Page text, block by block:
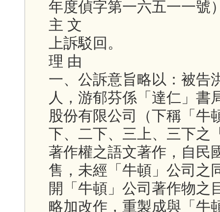
年度偵字第一六五一一號
主 文
上訴駁回。
理 由
一、公訴意旨略以：被告
人，游郁芬係「達仁」書
股份有限公司（下稱「牛
下、二下、三上、三下之
著作權之語文著作，自民
售，未經「牛頓」公司之
開「牛頓」公司著作物之
略加改作，重製成與「牛